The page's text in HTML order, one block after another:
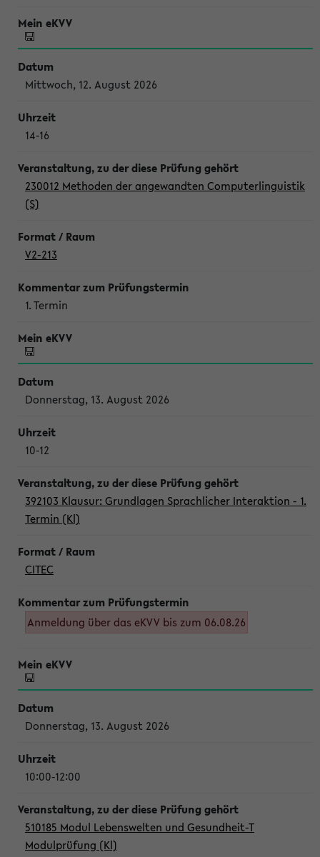
Mittwoch, 12. August 2026
14-16
230012 Methoden der angewandten Computerlinguistik
(S)
V2-213
1. Termin
Donnerstag, 13. August 2026
10-12
392103 Klausur: Grundlagen Sprachlicher Interaktion - 1.
Termin (Kl)
CITEC
Anmeldung über das eKVV bis zum 06.08.26
Donnerstag, 13. August 2026
10:00-12:00
510185 Modul Lebenswelten und Gesundheit-T
Modulprüfung (Kl)